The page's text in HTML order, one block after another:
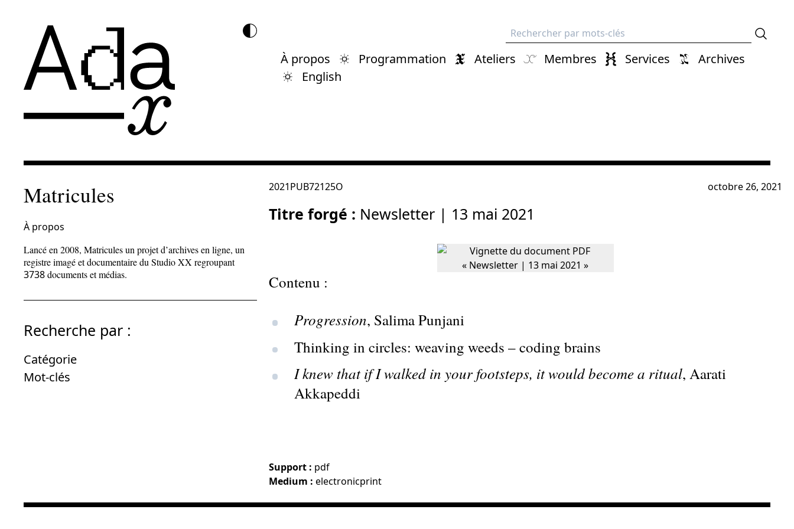
Recherche
À propos Programmation Ateliers Membres Services
Archives
English
Matricules
À propos
Lancé en 2008, Matricules un projet d’archives en ligne, un
registre imagé et documentaire du Studio XX regroupant
3738documents et médias.
Recherche par :
Catégorie
Mot-clés
2021PUB72125O octobre 26, 2021
Titre forgé : Newsletter | 13 mai 2021
Contenu :
Progression, Salima Punjani
Thinking in circles: weaving weeds – coding brains
I knew that if I walked in your footsteps, it would become a ritual, Aarati
Akkapeddi
Support : pdf
Medium : electronicprint